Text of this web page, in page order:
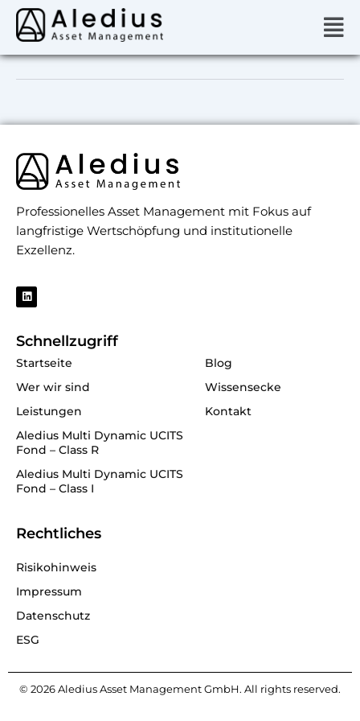
Zum
Inhalt
Professionelles Asset Management mit Fokus auf
langfristige Wertschöpfung und institutionelle
Exzellenz.
L
i
n
d
n
Schnellzugriff
Startseite
Wer wir sind
Leistungen
Aledius Multi Dynamic UCITS
Fond – Class R
Aledius Multi Dynamic UCITS
Fond – Class I
Blog
Wissensecke
Kontakt
Rechtliches
Risikohinweis
Impressum
Datenschutz
ESG
© 2026 Aledius Asset Management GmbH. All rights reserved.